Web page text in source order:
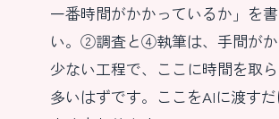
一番時間がかかっているか」を
い。②調査と④執筆は、手間が
少ない工程で、ここに時間を取
多いはずです。ここをAIに渡す